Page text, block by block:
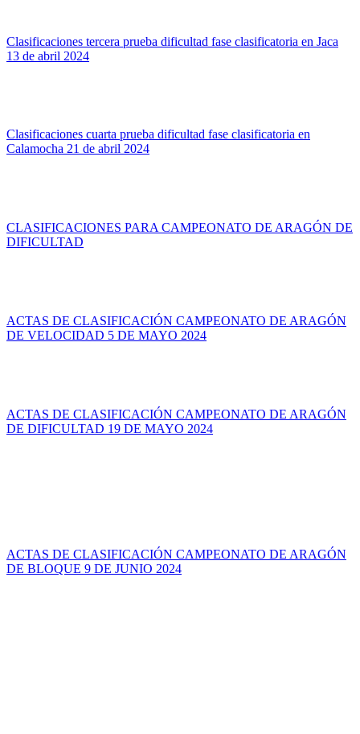
Clasificaciones tercera prueba dificultad fase clasificatoria en Jaca
13 de abril 2024
Clasificaciones cuarta prueba dificultad fase clasificatoria en
Calamocha 21 de abril 2024
CLASIFICACIONES PARA CAMPEONATO DE ARAGÓN DE
DIFICULTAD
ACTAS DE CLASIFICACIÓN CAMPEONATO DE ARAGÓN
DE VELOCIDAD 5 DE MAYO 2024
ACTAS DE CLASIFICACIÓN CAMPEONATO DE ARAGÓN
DE DIFICULTAD 19 DE MAYO 2024
ACTAS DE CLASIFICACIÓN CAMPEONATO DE ARAGÓN
DE BLOQUE 9 DE JUNIO 2024